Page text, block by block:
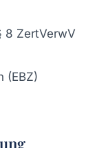
8 ZertVerwV
(EBZ)